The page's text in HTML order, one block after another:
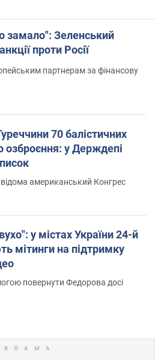
замало": Зеленський
проти Росії
партнерам за фінансову
70 балістичних
озброєння: у Держдепі
американський Конгрес
у містах України 24-й
мітинги на підтримку
повернути Федорова досі